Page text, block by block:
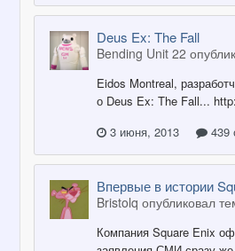
Deus Ex: The Fall
Bending Unit 22
Eidos Montreal,
о Deus Ex: The Fall...
3 июня, 2013
439
Впервые в истории
Bristolq опубликовал
Компания Square Enix